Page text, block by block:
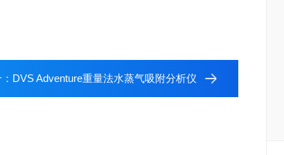
DVS Adventure重量法水蒸气吸附分析仪